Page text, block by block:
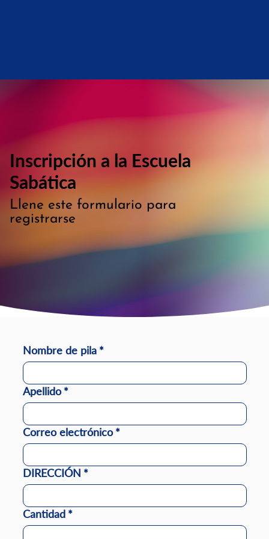
Inscripción a la Escuela
Sabática
Llene este formulario para
registrarse
Nombre de pila *
Apellido *
Correo electrónico *
DIRECCIÓN *
Cantidad *